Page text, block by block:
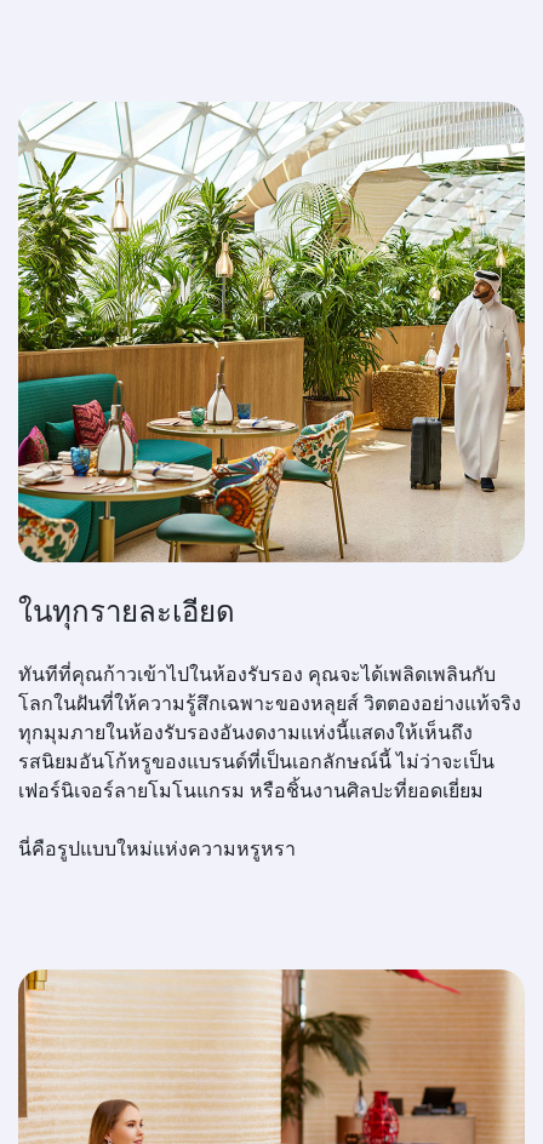
ในทุกรายละเอียด
ทันทีที่คุณก้าวเข้าไปในห้องรับรอง คุณจะได้เพลิดเพลินกับ
โลกในฝันที่ให้ความรู้สึกเฉพาะของหลุยส์ วิตตองอย่างแท้จริง
ทุกมุมภายในห้องรับรองอันงดงามแห่งนี้แสดงให้เห็นถึง
รสนิยมอันโก้หรูของแบรนด์ที่เป็นเอกลักษณ์นี้ ไม่ว่าจะเป็น
เฟอร์นิเจอร์ลายโมโนแกรม หรือชิ้นงานศิลปะที่ยอดเยี่ยม
นี่คือรูปแบบใหม่แห่งความหรูหรา